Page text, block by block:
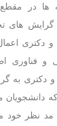
ها در
گرایش های
و دکتری
و فناوری
دکتری به
دانشجویان
مد نظر خود